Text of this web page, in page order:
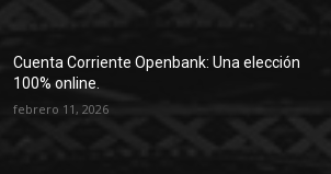
Cuenta Corriente Openbank: Una elección
100% online.
febrero 11, 2026